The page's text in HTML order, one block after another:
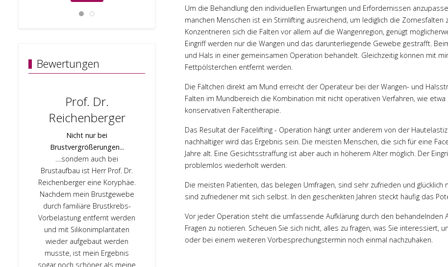
Bewertungen
Prof. Dr.
Reichenberger
Nicht nur bei
Brustvergrößerungen...
....sondern auch bei
Brustaufbau ist Herr Prof. Dr.
Reichenberger eine Koryphäe.
Nachdem mein Brustgewebe
durch familiäre Brustkrebs-
Vorbelastung entfernt werden
und mit Silikonimplantaten
wieder aufgebaut werden
musste, ist mein Ergebnis
sogar noch schöner als meine
Prof. Dr. Engel
und Betreuung, super Arzt .Ich
habe mich sehr gut
aufgehoben und umsorgt
gefühlt. Das Pflegepersonal
Top. Herr Prof. Dr. Engel hat
hervorragende Arbeit geleistet
und auch in der Zeit nach der
OP war er für Rückfragen per
Email immer erreichbar und
Prof. Dr.
Nach starker
Gewichtsabnahme war von
meiner Brust nichts mehr da.
vorhanden und meine Brust
bestand nur noch aus leeren
es war so. Prof. Dr. med.
Reichenberger hat mir in zwei
Operationen mir wieder eine
Um die Behandlung den individuellen Erwartungen und Erfordernissen
manchen Menschen ist ein Stirnlifting ausreichend, um lediglich die
Konzentrieren sich die Falten vor allem auf die Wangenregion, genügt
Eingriff werden nur die Wangen und das darunterliegende Gewebe gestrafft.
und Hals in einer gemeinsamen Operation behandelt. Gleichzeitig können mit
Fettpölsterchen entfernt werden.
Die Fältchen direkt am Mund erreicht der Operateur bei der Wangen- und
Falten im Mundbereich die Kombination mit nicht operativen Verfahren, wie
konservativen Faltentherapie.
Das Resultat der Facelifting - Operation hängt unter anderem von der
nachhaltiger wird das Ergebnis sein. Die meisten Menschen, die sich für eine
Jahre alt. Eine Gesichtsstraffung ist aber auch in höherem Alter möglich. Der
problemlos wiederholt werden.
Die meisten Patienten, das belegen Umfragen, sind sehr zufrieden und
sind zufriedener mit sich selbst. In den geschenkten Jahren steckt häufig das
Vor jeder Operation steht die umfassende Aufklärung durch den behandelnden
Fragen zu notieren. Scheuen Sie sich nicht, alles zu fragen, was Sie interessiert,
oder bei einem weiteren Vorbesprechungstermin noch einmal nachzuhaken.